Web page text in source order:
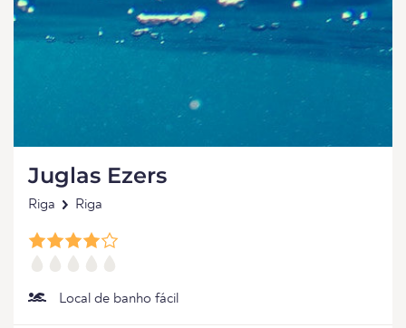
Juglas Ezers
Riga Riga
Local de banho fácil